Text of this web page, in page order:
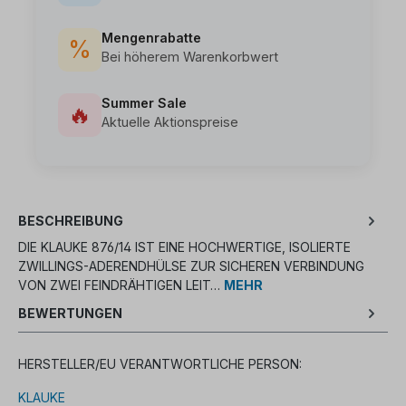
%
Mengenrabatte
Bei höherem Warenkorbwert
🔥
Summer Sale
Aktuelle Aktionspreise
BESCHREIBUNG
DIE KLAUKE 876/14 IST EINE HOCHWERTIGE, ISOLIERTE
ZWILLINGS-ADERENDHÜLSE ZUR SICHEREN VERBINDUNG
VON ZWEI FEINDRÄHTIGEN LEIT… MEHR
BEWERTUNGEN
HERSTELLER/EU VERANTWORTLICHE PERSON:
KLAUKE